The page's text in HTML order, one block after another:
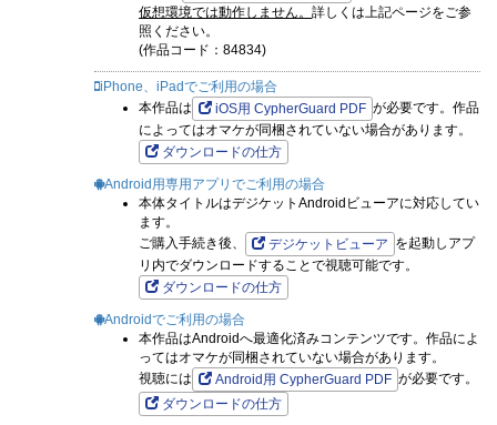
仮想環境では動作しません。 詳しくは上記ページをご参
照ください。
(作品コード：84834)
iPhone、iPadでご利用の場合
本作品は
iOS用 CypherGuard PDF が必要です。作品
によってはオマケが同梱されていない場合があります。
ダウンロードの仕方
Android用専用アプリでご利用の場合
本体タイトルはデジケットAndroidビューアに対応してい
ます。
ご購入手続き後、
デジケットビューア を起動しアプ
リ内でダウンロードすることで視聴可能です。
ダウンロードの仕方
Androidでご利用の場合
本作品はAndroidへ最適化済みコンテンツです。作品によ
ってはオマケが同梱されていない場合があります。
視聴には
Android用 CypherGuard PDF が必要です。
ダウンロードの仕方